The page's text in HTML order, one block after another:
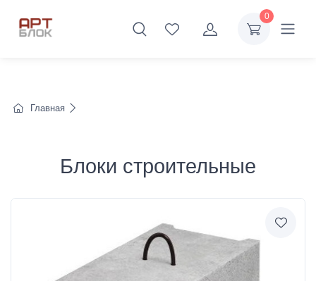
0
Главная
Блоки строительные